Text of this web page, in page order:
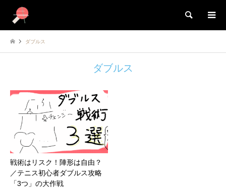
検索
ダブルス
ダブルス
戦術はリスク！陣形は自由？
／テニス初心者ダブルス攻略
「3つ」の大作戦